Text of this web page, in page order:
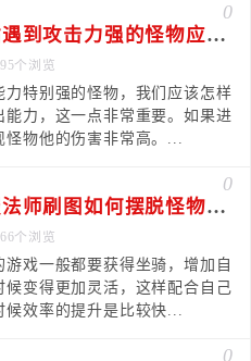
0
传奇新开网站遇到攻击力强的怪物应怎样选择技能
个浏览
特别强的怪物，我们应该怎样
力，这一点非常重要。如果进
怪物他的伤害非常高。...
0
变态传奇私服法师刷图如何摆脱怪物的控制
个浏览
戏一般都要获得坐骑，增加自
变得更加灵活，这样配合自己
候效率的提升是比较快...
0